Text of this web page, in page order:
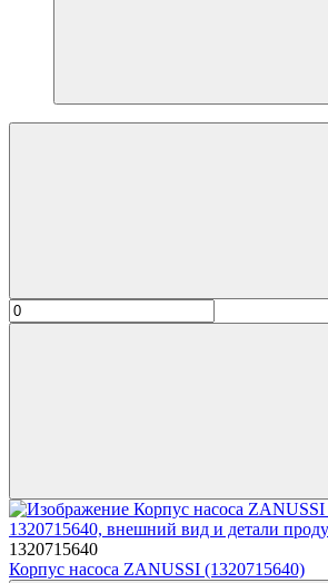
1320715640
Корпус насоса ZANUSSI (1320715640)